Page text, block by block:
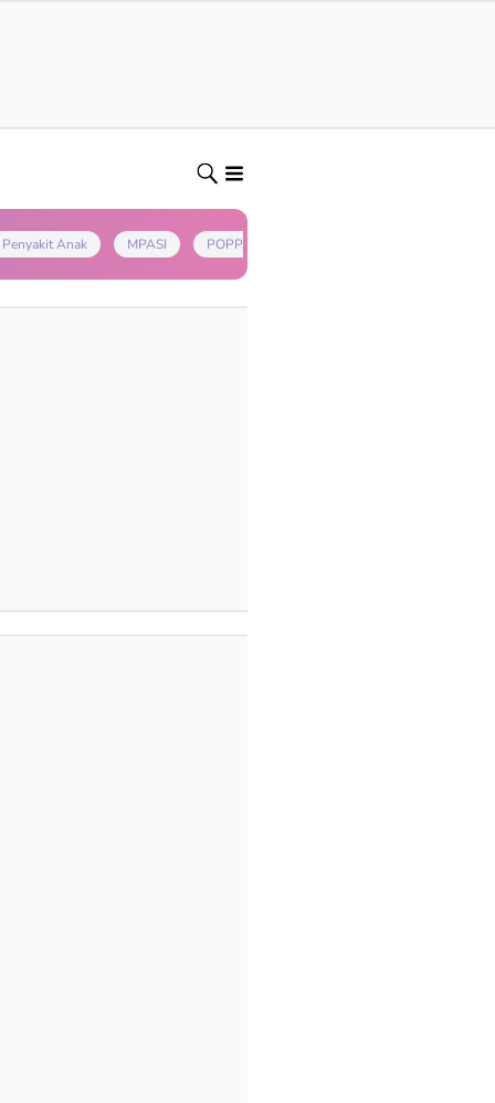
Penyakit Anak MPASI POPPAPA